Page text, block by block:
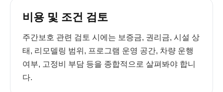
비용 및 조건 검토
주간보호 관련 검토 시에는 보증금, 권리금, 시설 상
태, 리모델링 범위, 프로그램 운영 공간, 차량 운행
여부, 고정비 부담 등을 종합적으로 살펴봐야 합니
다.